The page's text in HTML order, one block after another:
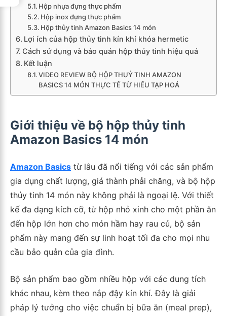
Hộp nhựa đựng thực phẩm
Hộp inox đựng thực phẩm
Hộp thủy tinh Amazon Basics 14 món
Lợi ích của hộp thủy tinh kín khí khóa hermetic
Cách sử dụng và bảo quản hộp thủy tinh hiệu quả
Kết luận
VIDEO REVIEW BỘ HỘP THUỶ TINH AMAZON
BASICS 14 MÓN THỰC TẾ TỪ HIẾU TẠP HOÁ
Giới thiệu về bộ hộp thủy tinh
Amazon Basics 14 món
Amazon Basics từ lâu đã nổi tiếng với các sản phẩm
gia dụng chất lượng, giá thành phải chăng, và bộ hộp
thủy tinh 14 món này không phải là ngoại lệ. Với thiết
kế đa dạng kích cỡ, từ hộp nhỏ xinh cho một phần ăn
đến hộp lớn hơn cho món hầm hay rau củ, bộ sản
phẩm này mang đến sự linh hoạt tối đa cho mọi nhu
cầu bảo quản của gia đình.
Bộ sản phẩm bao gồm nhiều hộp với các dung tích
khác nhau, kèm theo nắp đậy kín khí. Đây là giải
pháp lý tưởng cho việc chuẩn bị bữa ăn (meal prep),